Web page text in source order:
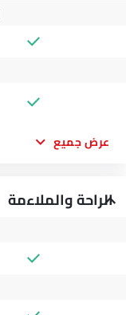
عرض جميع
الراحة والملاءمة